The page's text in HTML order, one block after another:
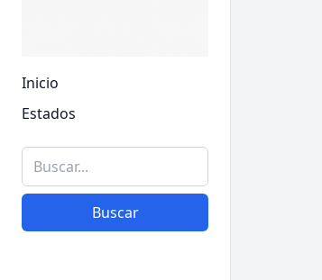
Inicio
Estados
Buscar